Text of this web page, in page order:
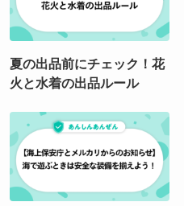
夏の出品前にチェック！花
火と水着の出品ルール